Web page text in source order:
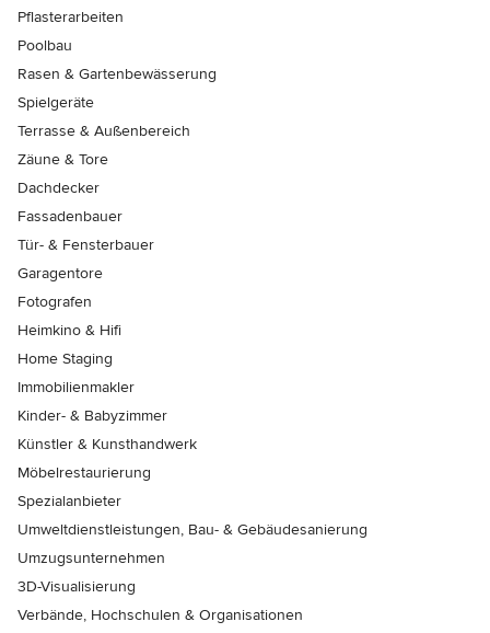
Pflasterarbeiten
Poolbau
Rasen & Gartenbewässerung
Spielgeräte
Terrasse & Außenbereich
Zäune & Tore
Dachdecker
Fassadenbauer
Tür- & Fensterbauer
Garagentore
Fotografen
Heimkino & Hifi
Home Staging
Immobilienmakler
Kinder- & Babyzimmer
Künstler & Kunsthandwerk
Möbelrestaurierung
Spezialanbieter
Umweltdienstleistungen, Bau- & Gebäudesanierung
Umzugsunternehmen
3D-Visualisierung
Verbände, Hochschulen & Organisationen